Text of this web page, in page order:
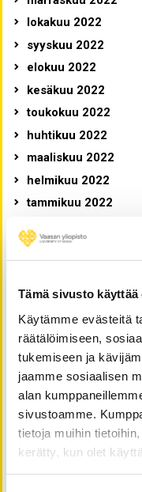
Tämä sivusto käyttää
Käytämme evästeitä
räätälöimiseen,
tukemiseen ja
jaamme sosiaalisen
alan
sivustoamme.
tietoja muihin
kerätty, kun olet
lokakuu 2022
syyskuu 2022
elokuu 2022
kesäkuu 2022
toukokuu 2022
huhtikuu 2022
maaliskuu 2022
helmikuu 2022
tammikuu 2022
joulukuu 2021
marraskuu 2021
syyskuu 2021
elokuu 2021
kesäkuu 2021
toukokuu 2021
huhtikuu 2021
maaliskuu 2021
helmikuu 2021
tammikuu 2021
joulukuu 2020